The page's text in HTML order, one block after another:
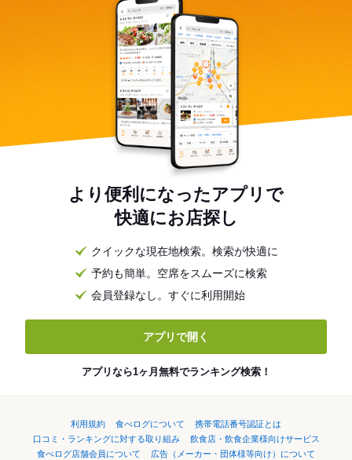
より便利になったアプリで
快適にお店探し
クイックな現在地検索。検索が快適に
予約も簡単。空席をスムーズに検索
会員登録なし。すぐに利用開始
アプリで開く
アプリなら1ヶ月無料でランキング検索！
利用規約 食べログについて
携帯電話番号認証とは
口コミ・ランキングに対する取り組み
飲食店・飲食企業様向けサービス
食べログ店舗会員について
広告（メーカー・団体様等向け）について